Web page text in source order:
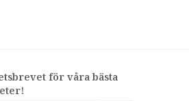
för våra bästa